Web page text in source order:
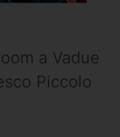
a Vadue
Piccolo